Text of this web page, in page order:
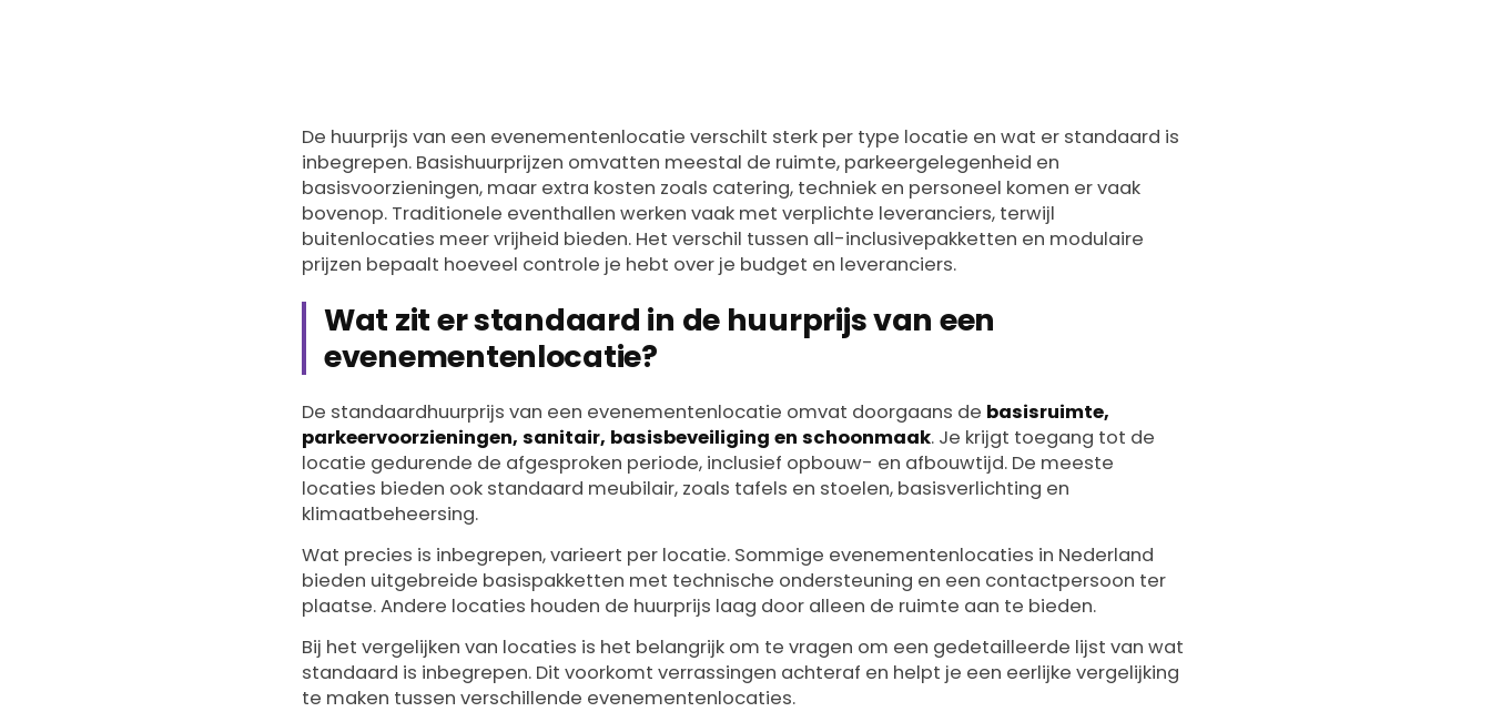
De huurprijs van een evenementenlocatie verschilt sterk per type locatie en wat er standaard is
inbegrepen. Basishuurprijzen omvatten meestal de ruimte, parkeergelegenheid en
basisvoorzieningen, maar extra kosten zoals catering, techniek en personeel komen er vaak
bovenop. Traditionele eventhallen werken vaak met verplichte leveranciers, terwijl
buitenlocaties meer vrijheid bieden. Het verschil tussen all-inclusivepakketten en modulaire
prijzen bepaalt hoeveel controle je hebt over je budget en leveranciers.
Wat zit er standaard in de huurprijs van een
evenementenlocatie?
De standaardhuurprijs van een evenementenlocatie omvat doorgaans de basisruimte,
parkeervoorzieningen, sanitair, basisbeveiliging en schoonmaak. Je krijgt toegang tot de
locatie gedurende de afgesproken periode, inclusief opbouw- en afbouwtijd. De meeste
locaties bieden ook standaard meubilair, zoals tafels en stoelen, basisverlichting en
klimaatbeheersing.
Wat precies is inbegrepen, varieert per locatie. Sommige evenementenlocaties in Nederland
bieden uitgebreide basispakketten met technische ondersteuning en een contactpersoon ter
plaatse. Andere locaties houden de huurprijs laag door alleen de ruimte aan te bieden.
Bij het vergelijken van locaties is het belangrijk om te vragen om een gedetailleerde lijst van wat
standaard is inbegrepen. Dit voorkomt verrassingen achteraf en helpt je een eerlijke vergelijking
te maken tussen verschillende evenementenlocaties.